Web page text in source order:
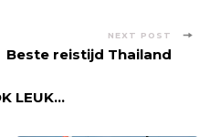
NEXT POST
Beste reistijd Thailand
LEUK...